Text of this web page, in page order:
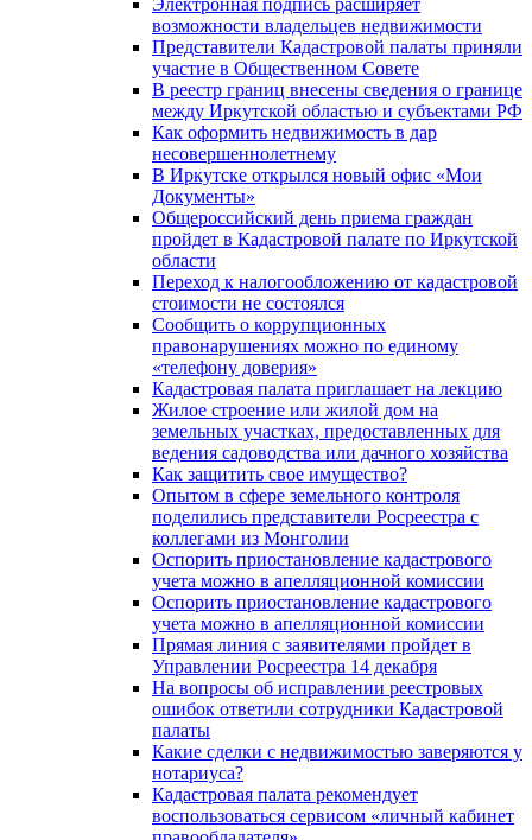
возможности владельцев недвижимости
Представители Кадастровой палаты приняли
участие в Общественном Совете
В реестр границ внесены сведения о границе
между Иркутской областью и субъектами РФ
Как оформить недвижимость в дар
несовершеннолетнему
В Иркутске открылся новый офис «Мои
Документы»
Общероссийский день приема граждан
пройдет в Кадастровой палате по Иркутской
области
Переход к налогообложению от кадастровой
стоимости не состоялся
Сообщить о коррупционных
правонарушениях можно по единому
«телефону доверия»
Кадастровая палата приглашает на лекцию
Жилое строение или жилой дом на
земельных участках, предоставленных для
ведения садоводства или дачного хозяйства
Как защитить свое имущество?
Опытом в сфере земельного контроля
поделились представители Росреестра с
коллегами из Монголии
Оспорить приостановление кадастрового
учета можно в апелляционной комиссии
Оспорить приостановление кадастрового
учета можно в апелляционной комиссии
Прямая линия с заявителями пройдет в
Управлении Росреестра 14 декабря
На вопросы об исправлении реестровых
ошибок ответили сотрудники Кадастровой
палаты
Какие сделки с недвижимостью заверяются у
нотариуса?
Кадастровая палата рекомендует
воспользоваться сервисом «личный кабинет